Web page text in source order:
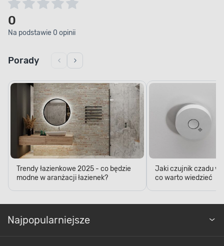
0
Na podstawie 0 opinii
Porady
Trendy łazienkowe 2025 - co będzie
modne w aranżacji łazienek?
Jaki czujnik czadu
co warto wiedzieć
Najpopularniejsze